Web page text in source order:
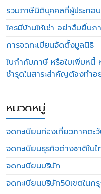
รวมภาษีนิติบุคคลที่ผู้ประกอ
ใครมีบ้านให้เช่า อย่าลืมยื่น
การจดทะเบียนจัดตั้งมูลนิธิ
ใบกำกับภาษี หรือใบเพิ่มห
ชำรุดในสาระสำคัญต้องทำอ
หมวดหมู่
จดทะเบียนท่องเที่ยวภาคตะ
จดทะเบียนธุรกิจต่างชาติในไ
จดทะเบียนบริษัท
จดทะเบียนบริษัท50เขตในก